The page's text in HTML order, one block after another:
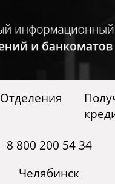
Отделения
8 800 200 54 34
Челябинск